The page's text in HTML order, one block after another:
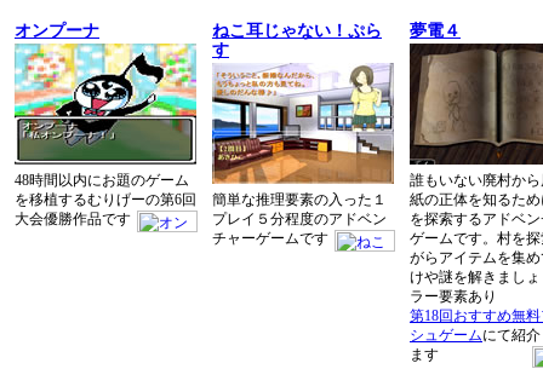
オンプーナ
48時間以内にお題のゲーム
を移植するむりげーの第6回
大会優勝作品です
ねこ耳じゃない！ぷら
す
簡単な推理要素の入った１
プレイ５分程度のアドベン
チャーゲームです
夢電４
誰もいない廃村か
紙の正体を知るた
を探索するアドベ
ゲームです。村を
がらアイテムを集
けや謎を解きまし
ラー要素あり
第18回おすすめ無
シュゲームにて紹
ます